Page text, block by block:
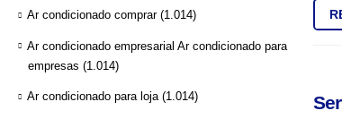
Ar condicionado comprar(1.014)
Ar condicionado empresarial Ar condicionado para
empresas (1.014)
Ar condicionado para loja(1.014)